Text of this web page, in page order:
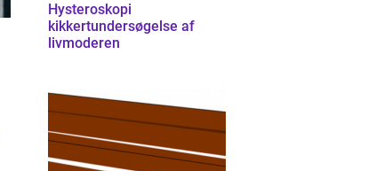
Hysteroskopi
kikkertundersøgelse af
livmoderen